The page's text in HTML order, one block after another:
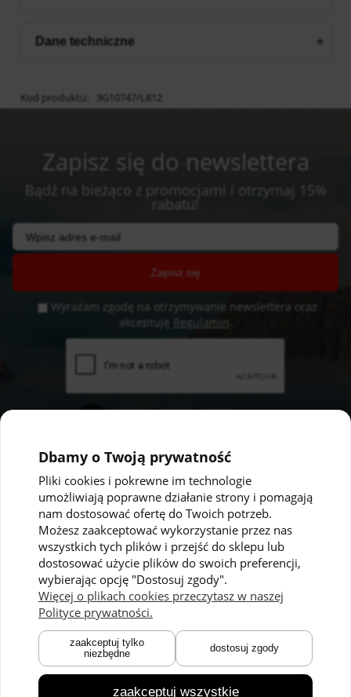
Dane techniczne
Kod produktu: 3G10747/L812
Zapisz się do newslettera
Bądź na bieżąco z promocjami i otrzymaj 15%
rabatu!
Zapisz się
Wyrażam zgodę na otrzymywanie newslettera oraz
akceptuję Regulamin
Pomoc
Polityka prywatności
Regulaminy
Kontakt
Moje konto
Twoje zamówienia
Ustawienia konta
Przechowalnia
Płatności i dostawa
Zwroty i reklamacje
O nas
O marce
Technologie
Dbamy o Twoją prywatność
Pliki cookies i pokrewne im technologie
umożliwiają poprawne działanie strony i pomagają
nam dostosować ofertę do Twoich potrzeb.
Możesz zaakceptować wykorzystanie przez nas
wszystkich tych plików i przejść do sklepu lub
dostosować użycie plików do swoich preferencji,
wybierając opcję "Dostosuj zgody".
Więcej o plikach cookies przeczytasz w naszej
Polityce prywatności.
zaakceptuj tylko
niezbędne
dostosuj zgody
zaakceptuj wszystkie